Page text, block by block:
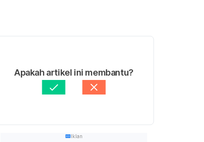
Apakah artikel ini membantu?
Iklan